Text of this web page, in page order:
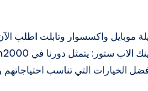
الخيارات التي تناسب